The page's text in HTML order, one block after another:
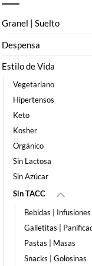
Granel | Suelto
Despensa
Estilo de Vida
Vegetariano
Hipertensos
Keto
Kosher
Orgánico
Sin Lactosa
Sin Azúcar
Sin TACC
Bebidas | Infusiones
Galletitas |
Pastas | Masas
Snacks | Golosinas